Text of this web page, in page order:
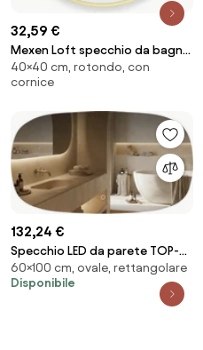
32,59 €
Mexen Loft specchio da bagno
rotondo 40 cm, cornice dorata
- 9850-040-040-000-50
40×40 cm, rotondo, con
cornice
132,24 €
Specchio LED da parete TOP-4
– 100x60 cm
60×100 cm, ovale, rettangolare
Disponibile